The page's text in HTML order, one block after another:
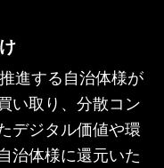
進する自治体様が
い取り、分散コン
デジタル価値や環
治体様に還元いた